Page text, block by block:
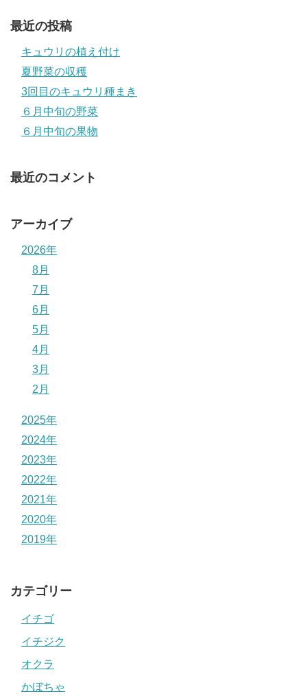
最近の投稿
キュウリの植え付け
夏野菜の収穫
3回目のキュウリ種まき
６月中旬の野菜
６月中旬の果物
最近のコメント
アーカイブ
2026年
8月
7月
6月
5月
4月
3月
2月
2025年
2024年
2023年
2022年
2021年
2020年
2019年
カテゴリー
イチゴ
イチジク
オクラ
かぼちゃ